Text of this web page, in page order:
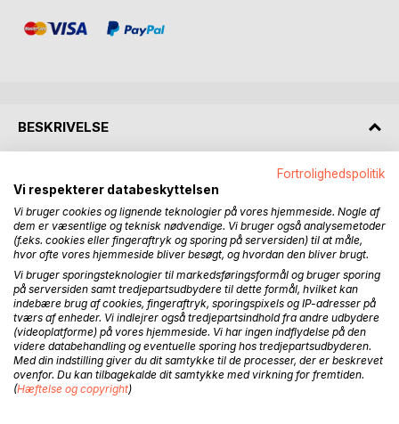
BESKRIVELSE
Freelancejournalisten Caroline Hennessy venter på at
skulle i retten og vidne mod Nouras drabsmænd.
Ventetiden bruger hun bl.a. på at lede efter Nouras
barndomsveninde Sofie. Det viser sig at være mere
vanskeligt end som så, for Sofie er tilsyneladende
forsvundet fra jordens overflade. Derfor bliver Caroline
glad, da Thomas Lauritsen, betjent ved Københavns Politi,
tilbyder at hjælpe hende med lede efter Sofie i sin fritid.
Denne eftersøgning bringer dem vidt omkring, og Thomas
må gang på gang konstatere, at Caroline er egenrådig og
ofte går sine helt egne veje.
Fortrolighedspolitik
Vi respekterer databeskyttelsen
Vi bruger cookies og lignende teknologier på vores hjemmeside. Nogle af
dem er væsentlige og teknisk nødvendige. Vi bruger også analysemetoder
(f.eks. cookies eller fingeraftryk og sporing på serversiden) til at måle,
hvor ofte vores hjemmeside bliver besøgt, og hvordan den bliver brugt.
Vi bruger sporingsteknologier til markedsføringsformål og bruger sporing
på serversiden samt tredjepartsudbydere til dette formål, hvilket kan
indebære brug af cookies, fingeraftryk, sporingspixels og IP-adresser på
tværs af enheder. Vi indlejrer også tredjepartsindhold fra andre udbydere
(videoplatforme) på vores hjemmeside. Vi har ingen indflydelse på den
videre databehandling og eventuelle sporing hos tredjepartsudbyderen.
Med din indstilling giver du dit samtykke til de processer, der er beskrevet
ovenfor. Du kan tilbagekalde dit samtykke med virkning for fremtiden.
(Hæftelse og copyright)